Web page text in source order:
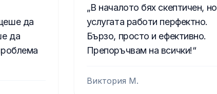
да
да
В началото бях скептичен, но
услугата работи перфектно.
Бързо, просто и ефективно.
Препоръчвам на всички!
Виктория М.